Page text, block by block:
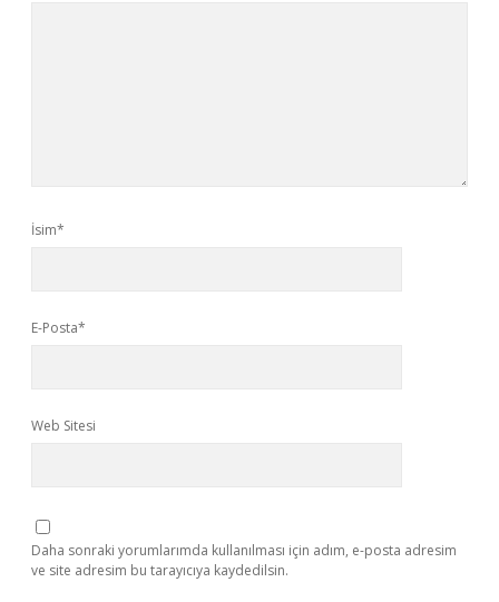
İsim*
E-Posta*
Web Sitesi
Daha sonraki yorumlarımda kullanılması için adım, e-posta adresim
ve site adresim bu tarayıcıya kaydedilsin.